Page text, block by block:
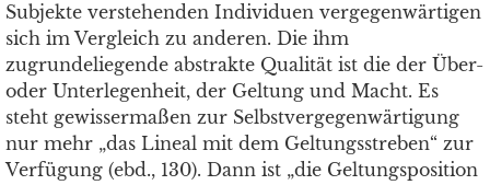
Subjekte verstehenden Individuen vergegenwärtigen
sich im Vergleich zu anderen. Die ihm
zugrundeliegende abstrakte Qualität ist die der Über-
oder Unterlegenheit, der Geltung und Macht. Es
steht gewissermaßen zur Selbstvergegenwärtigung
nur mehr „das Lineal mit dem Geltungsstreben“ zur
Verfügung (ebd., 130). Dann ist „die Geltungsposition